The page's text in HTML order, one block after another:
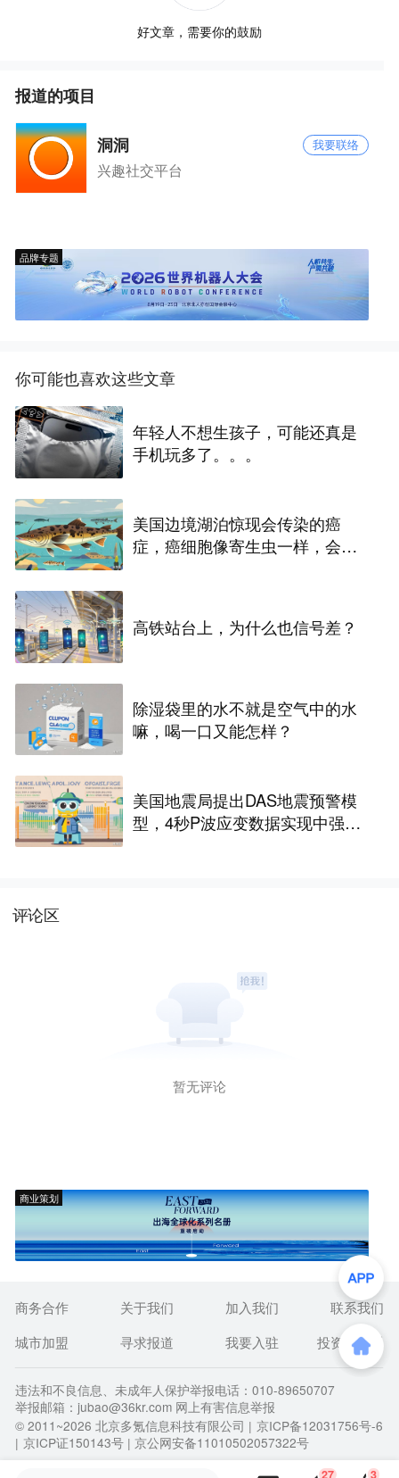
好文章，需要你的鼓励
报道的项目
洞洞 我要联络
兴趣社交平台
品牌专题
你可能也喜欢这些文章
年轻人不想生孩子，可能还真是
手机玩多了。。。
美国边境湖泊惊现会传染的癌
症，癌细胞像寄生虫一样，会在
高铁站台上，为什么也信号差？
除湿袋里的水不就是空气中的水
嘛，喝一口又能怎样？
美国地震局提出DAS地震预警模
型，4秒P波应变数据实现中强地
评论区
暂无评论
商业策划
27 3
商务合作 关于我们 加入我们
联系我们
城市加盟
寻求报道 我要入驻 投资者关系
违法和不良信息、未成年人保护举报电话：010-89650707
举报邮箱：jubao@36kr.com 网上有害信息举报
© 2011~2026 北京多氪信息科技有限公司 | 京ICP备12031756号-6
| 京ICP证150143号 | 京公网安备11010502057322号